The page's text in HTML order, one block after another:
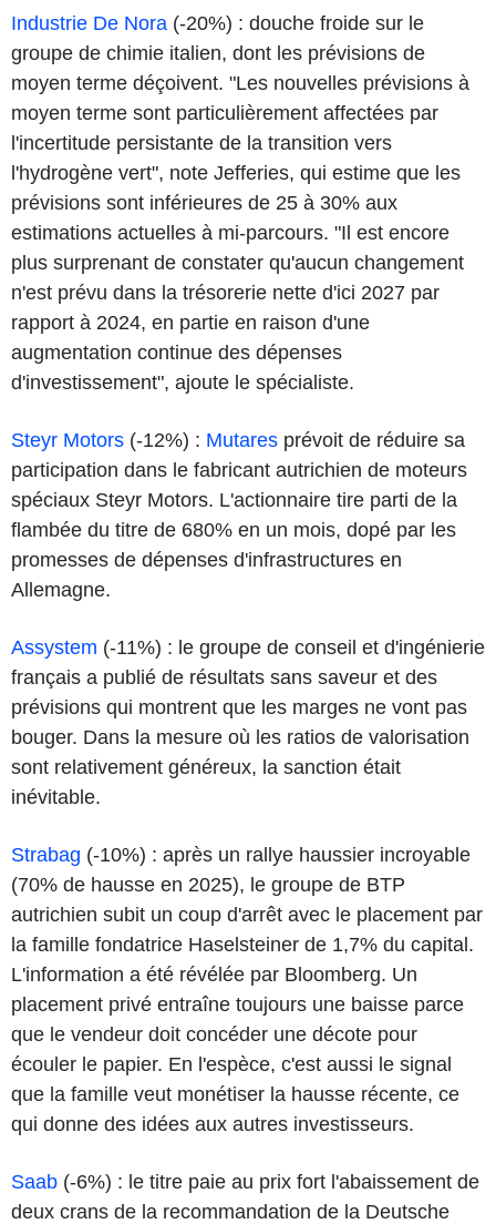
Industrie De Nora (-20%) : douche froide sur le
groupe de chimie italien, dont les prévisions de
moyen terme déçoivent. "Les nouvelles prévisions à
moyen terme sont particulièrement affectées par
l'incertitude persistante de la transition vers
l'hydrogène vert", note Jefferies, qui estime que les
prévisions sont inférieures de 25 à 30% aux
estimations actuelles à mi-parcours. "Il est encore
plus surprenant de constater qu'aucun changement
n'est prévu dans la trésorerie nette d'ici 2027 par
rapport à 2024, en partie en raison d'une
augmentation continue des dépenses
d'investissement", ajoute le spécialiste.
Steyr Motors (-12%) : Mutares prévoit de réduire sa
participation dans le fabricant autrichien de moteurs
spéciaux Steyr Motors. L'actionnaire tire parti de la
flambée du titre de 680% en un mois, dopé par les
promesses de dépenses d'infrastructures en
Allemagne.
Assystem (-11%) : le groupe de conseil et d'ingénierie
français a publié de résultats sans saveur et des
prévisions qui montrent que les marges ne vont pas
bouger. Dans la mesure où les ratios de valorisation
sont relativement généreux, la sanction était
inévitable.
Strabag (-10%) : après un rallye haussier incroyable
(70% de hausse en 2025), le groupe de BTP
autrichien subit un coup d'arrêt avec le placement par
la famille fondatrice Haselsteiner de 1,7% du capital.
L'information a été révélée par Bloomberg. Un
placement privé entraîne toujours une baisse parce
que le vendeur doit concéder une décote pour
écouler le papier. En l'espèce, c'est aussi le signal
que la famille veut monétiser la hausse récente, ce
qui donne des idées aux autres investisseurs.
Saab (-6%) : le titre paie au prix fort l'abaissement de
deux crans de la recommandation de la Deutsche